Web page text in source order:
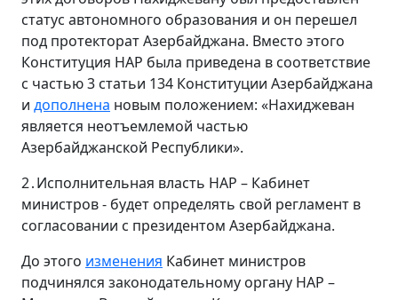
статус автономного образования и он перешел
под протекторат Азербайджана. Вместо этого
Конституция НАР была приведена в соответствие
с частью 3 статьи 134 Конституции Азербайджана
и дополнена новым положением: «Нахиджеван
является неотъемлемой частью
Азербайджанской Республики».
2․Исполнительная власть НАР – Кабинет
министров - будет определять свой регламент в
согласовании с президентом Азербайджана.
До этого изменения Кабинет министров
подчинялся законодательному органу НАР –